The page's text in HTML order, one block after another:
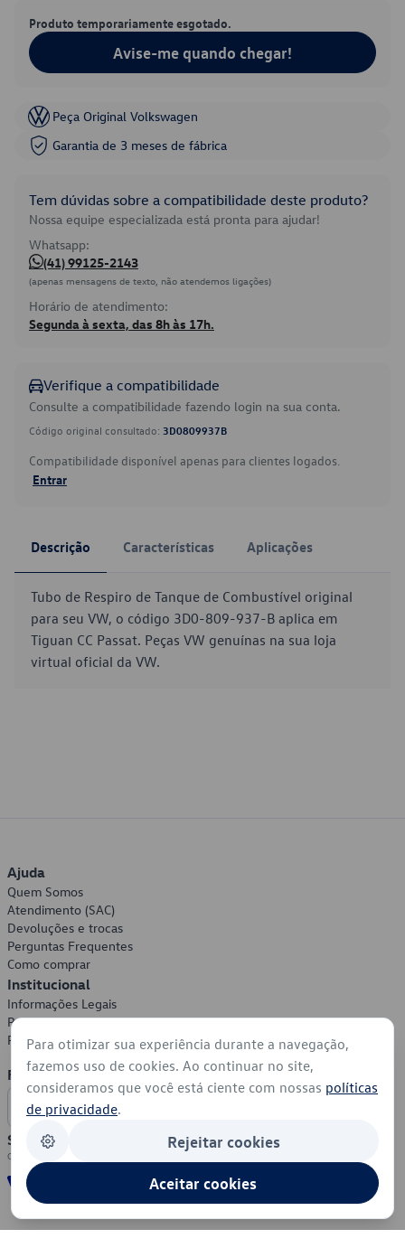
Produto temporariamente esgotado.
Avise-me quando chegar!
Peça Original Volkswagen
Garantia de 3 meses de fábrica
Tem dúvidas sobre a compatibilidade deste produto?
Nossa equipe especializada está pronta para ajudar!
Whatsapp:
(41) 99125-2143
(apenas mensagens de texto, não atendemos ligações)
Horário de atendimento:
Segunda à sexta, das 8h às 17h.
Verifique a compatibilidade
Consulte a compatibilidade fazendo login na sua conta.
Código original consultado: 3D0809937B
Compatibilidade disponível apenas para clientes logados.
Entrar
Descrição Características Aplicações
Tubo de Respiro de Tanque de Combustível original
para seu VW, o código 3D0-809-937-B aplica em
Tiguan CC Passat. Peças VW genuínas na sua loja
virtual oficial da VW.
Ajuda
Quem Somos
Atendimento (SAC)
Devoluções e trocas
Perguntas Frequentes
Como comprar
Institucional
Informações Legais
Política de Privacidade
Política de Cookies
Formas de Pagamento
Segurança
Para otimizar sua experiência durante a navegação,
fazemos uso de cookies. Ao continuar no site,
consideramos que você está ciente com nossas políticas
de privacidade.
Rejeitar cookies
Aceitar cookies